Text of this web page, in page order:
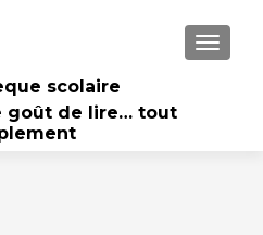
scolaire
goût de lire… tout